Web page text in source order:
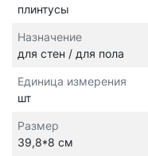
плинтусы
Назначение
для стен / для пола
Единица измерения
шт
Размер
39,8*8 см